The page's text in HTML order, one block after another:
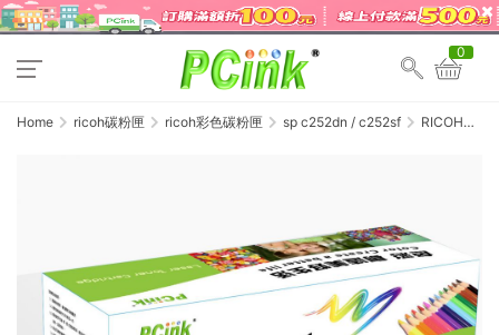
0
Home ricoh碳粉匣 ricoh彩色碳粉匣 sp c252dn / c252sf
RICOH